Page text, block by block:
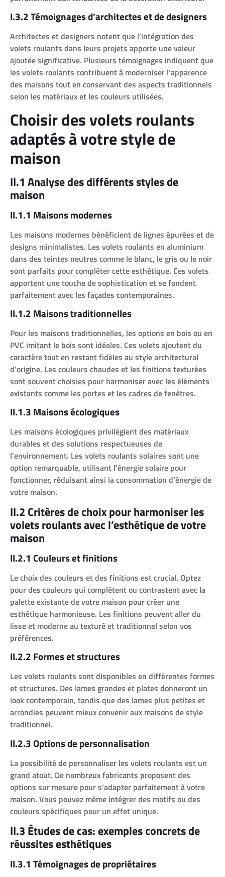
I.3.2 Témoignages d’architectes et de designers
Architectes et designers notent que l’intégration des
volets roulants dans leurs projets apporte une valeur
ajoutée significative. Plusieurs témoignages indiquent que
les volets roulants contribuent à moderniser l’apparence
des maisons tout en conservant des aspects traditionnels
selon les matériaux et les couleurs utilisées.
Choisir des volets roulants
adaptés à votre style de
maison
II.1 Analyse des différents styles de
maison
II.1.1 Maisons modernes
Les maisons modernes bénéficient de lignes épurées et de
designs minimalistes. Les volets roulants en aluminium
dans des teintes neutres comme le blanc, le gris ou le noir
sont parfaits pour compléter cette esthétique. Ces volets
apportent une touche de sophistication et se fondent
parfaitement avec les façades contemporaines.
II.1.2 Maisons traditionnelles
Pour les maisons traditionnelles, les options en bois ou en
PVC imitant le bois sont idéales. Ces volets ajoutent du
caractère tout en restant fidèles au style architectural
d’origine. Les couleurs chaudes et les finitions texturées
sont souvent choisies pour harmoniser avec les éléments
existants comme les portes et les cadres de fenêtres.
II.1.3 Maisons écologiques
Les maisons écologiques privilégient des matériaux
durables et des solutions respectueuses de
l’environnement. Les volets roulants solaires sont une
option remarquable, utilisant l’énergie solaire pour
fonctionner, réduisant ainsi la consommation d’énergie de
votre maison.
II.2 Critères de choix pour harmoniser les
volets roulants avec l’esthétique de votre
maison
II.2.1 Couleurs et finitions
Le choix des couleurs et des finitions est crucial. Optez
pour des couleurs qui complètent ou contrastent avec la
palette existante de votre maison pour créer une
esthétique harmonieuse. Les finitions peuvent aller du
lisse et moderne au texturé et traditionnel selon vos
préférences.
II.2.2 Formes et structures
Les volets roulants sont disponibles en différentes formes
et structures. Des lames grandes et plates donneront un
look contemporain, tandis que des lames plus petites et
arrondies peuvent mieux convenir aux maisons de style
traditionnel.
II.2.3 Options de personnalisation
La possibilité de personnaliser les volets roulants est un
grand atout. De nombreux fabricants proposent des
options sur mesure pour s’adapter parfaitement à votre
maison. Vous pouvez même intégrer des motifs ou des
couleurs spécifiques pour un effet unique.
II.3 Études de cas: exemples concrets de
réussites esthétiques
II.3.1 Témoignages de propriétaires